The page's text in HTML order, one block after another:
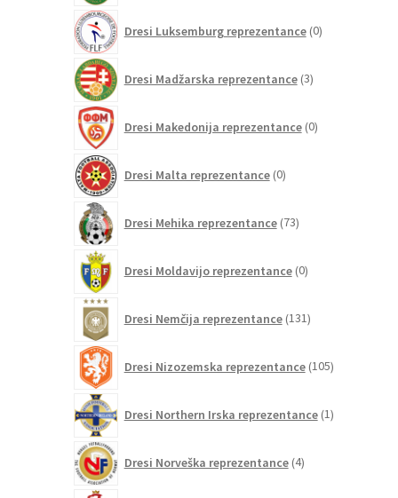
Dresi Luksemburg reprezentance 0izdelkov
Dresi Madžarska reprezentance 3izdelki
Dresi Makedonija reprezentance 0izdelkov
Dresi Malta reprezentance 0izdelkov
Dresi Mehika reprezentance 73izdelkov
Dresi Moldavijo reprezentance 0izdelkov
Dresi Nemčija reprezentance 131izdelkov
Dresi Nizozemska reprezentance 105izdelkov
Dresi Northern Irska reprezentance 1izdelek
Dresi Norveška reprezentance 4izdelki